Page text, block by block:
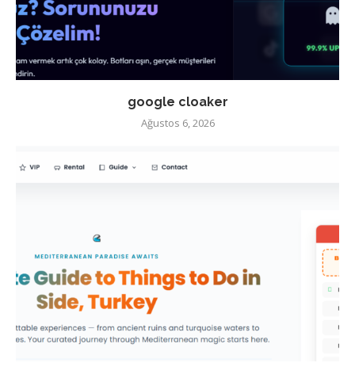
google cloaker
Ağustos 6, 2026